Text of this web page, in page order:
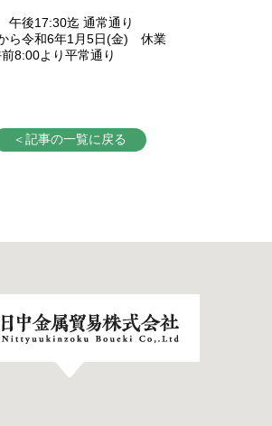
後17:30迄 通常通り
ら令和6年1月5日(金) 休業
8:00より平常通り
＜記事の一覧に戻る